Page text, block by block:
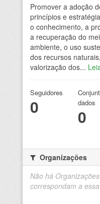
Promover a adoção
princípios e
o conhecimento, a
a recuperação do
ambiente, o uso
dos recursos
valorização dos...
Seguidores
0
dados
0
Organizações
Não há
correspondam a